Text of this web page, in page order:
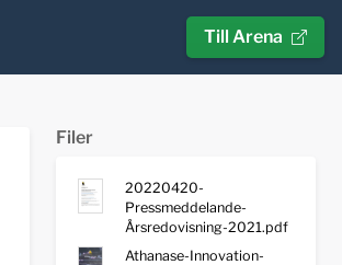
Till Arena
Filer
20220420-
Pressmeddelande-
Årsredovisning-2021.pdf
Athanase-Innovation-